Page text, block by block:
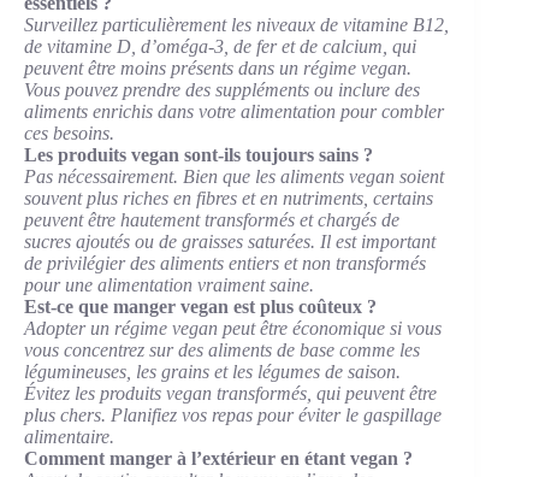
Surveillez particulièrement les niveaux de vitamine B12,
de vitamine D, d’oméga-3, de fer et de calcium, qui
peuvent être moins présents dans un régime vegan.
Vous pouvez prendre des suppléments ou inclure des
aliments enrichis dans votre alimentation pour combler
ces besoins.
Les produits vegan sont-ils toujours sains ?
Pas nécessairement. Bien que les aliments vegan soient
souvent plus riches en fibres et en nutriments, certains
peuvent être hautement transformés et chargés de
sucres ajoutés ou de graisses saturées. Il est important
de privilégier des aliments entiers et non transformés
pour une alimentation vraiment saine.
Est-ce que manger vegan est plus coûteux ?
Adopter un régime vegan peut être économique si vous
vous concentrez sur des aliments de base comme les
légumineuses, les grains et les légumes de saison.
Évitez les produits vegan transformés, qui peuvent être
plus chers. Planifiez vos repas pour éviter le gaspillage
alimentaire.
Comment manger à l’extérieur en étant vegan ?